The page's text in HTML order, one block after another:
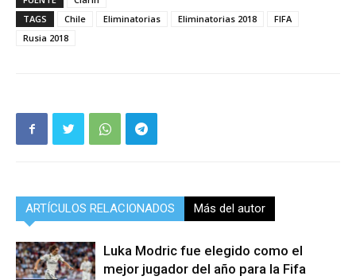
TAGS
Chile Eliminatorias Eliminatorias 2018
FIFA
Rusia 2018
ARTÍCULOS RELACIONADOS Más del autor
Luka Modric fue elegido como el
mejor jugador del año para la Fifa